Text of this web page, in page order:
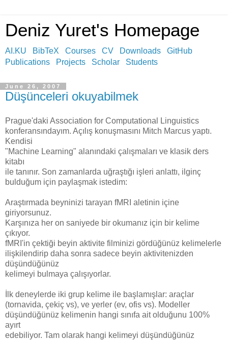
Deniz Yuret's Homepage
AI.KU BibTeX Courses CV Downloads
GitHub
Publications
Projects Scholar Students
June 26, 2007
Düşünceleri okuyabilmek
Prague'daki Association for Computational Linguistics
konferansındayım. Açılış konuşmasını Mitch Marcus yaptı.
Kendisi
"Machine Learning" alanındaki çalışmaları ve klasik ders
kitabı
ile tanınır. Son zamanlarda uğraştığı işleri anlattı, ilginç
bulduğum için paylaşmak istedim:
Araştırmada beyninizi tarayan fMRI aletinin içine
giriyorsunuz.
Karşınıza her on saniyede bir okumanız için bir kelime
çıkıyor.
fMRI'in çektiği beyin aktivite filminizi gördüğünüz kelimelerle
ilişkilendirip daha sonra sadece beyin aktivitenizden
düşündüğünüz
kelimeyi bulmaya çalışıyorlar.
İlk deneylerde iki grup kelime ile başlamışlar: araçlar
(tornavida, çekiç vs), ve yerler (ev, ofis vs). Modeller
düşündüğünüz kelimenin hangi sınıfa ait olduğunu 100%
ayırt
edebiliyor. Tam olarak hangi kelimeyi düşündüğünüz